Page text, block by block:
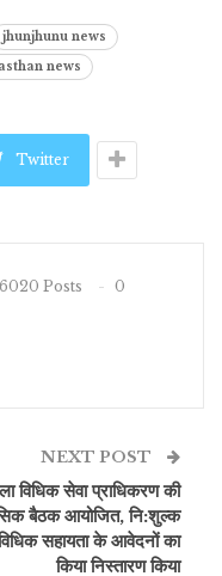
jhunjhunu news
news
Twitter
6020 Posts
0
NEXT POST
विधिक सेवा प्राधिकरण की
बैठक आयोजित, नि:शुल्क
सहायता के आवेदनों का
किया निस्तारण किया